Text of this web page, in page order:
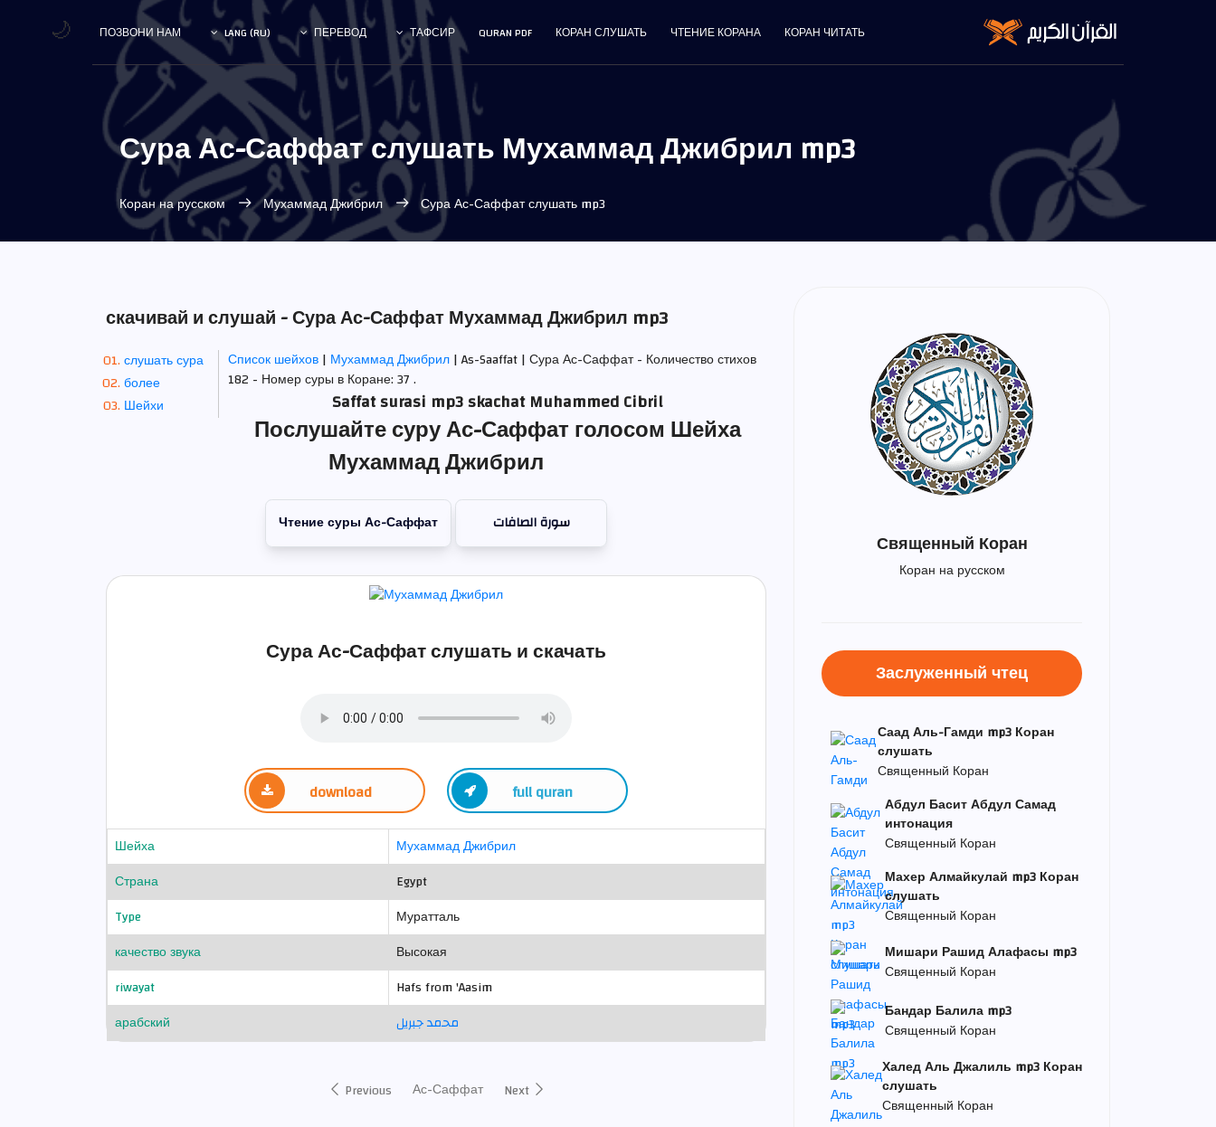
КОРАН ЧИТАТЬ
ЧТЕНИЕ КОРАНА
КОРАН СЛУШАТЬ
QURAN PDF
ТАФСИР
ПЕРЕВОД
LANG (RU)
ПОЗВОНИ НАМ
Сура Ас-Саффат слушать Мухаммад Джибрил mp3
Коран на русском Мухаммад Джибрил Сура Ас-Саффат слушать mp3
скачивай и слушай - Сура Ас-Саффат Мухаммад Джибрил mp3
слушать сура
более
Шейхи
Список шейхов| Мухаммад Джибрил| As-Saaffat | Сура Ас-Саффат - Количество стихов
182 - Номер суры в Коране: 37 .
Saffat surasi mp3 skachat Muhammed Cibril
Послушайте суру Ас-Саффат голосом Шейха
Мухаммад Джибрил
Чтение суры Ас-Саффат سورة الصافات
Сура Ас-Саффат слушать и скачать
download full quran
Шейха
Мухаммад Джибрил
Страна
Egypt
Type
Муратталь
качество звука
Высокая
riwayat
Hafs from 'Aasim
арабский
محمد جبريل
Previous Ас-Саффат Next
Священный Коран
Коран на русском
Заслуженный чтец
Саад Аль-Гамди mp3 Коран
слушать
Священный Коран
Абдул Басит Абдул Самад
интонация
Священный Коран
Махер Алмайкулай mp3 Коран
слушать
Священный Коран
Мишари Рашид Алафасы mp3
Священный Коран
Бандар Балила mp3
Священный Коран
Халед Аль Джалиль mp3 Коран
слушать
Священный Коран
🌙